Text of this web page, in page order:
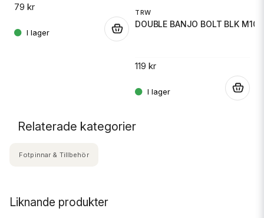
79 kr
TRW
DOUBLE BANJO BOLT BLK
119 kr
Liknande produkter
Relaterade kategorier
Fotpinnar & Tillbehör